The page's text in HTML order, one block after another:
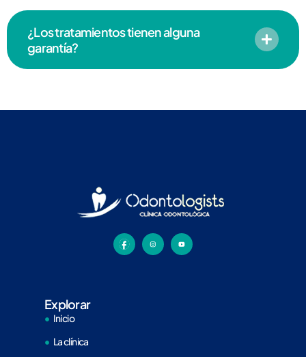
¿Los tratamientos tienen alguna
garantía?
Explorar
Inicio
La clínica